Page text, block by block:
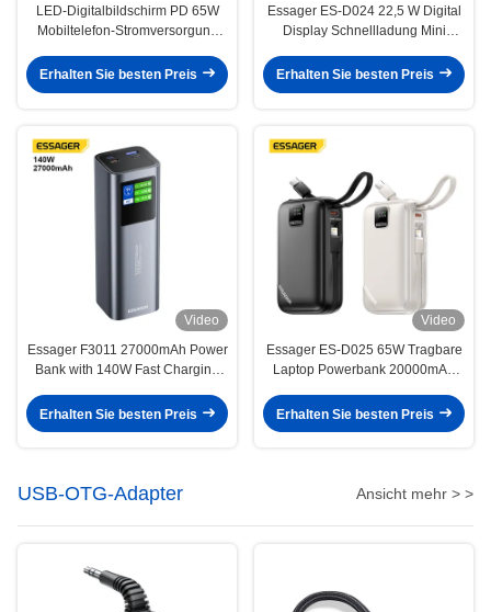
LED-Digitalbildschirm PD 65W
Mobiltelefon-Stromversorgung
Erhalten Sie besten Preis
Essager ES-D024 22,5 W Digital
Display Schnellladung Mini
Kabel
Erhalten Sie besten Preis
Video
Essager F3011 27000mAh Power
Bank with 140W Fast Charging
Charger
Erhalten Sie besten Preis
Video
Essager ES-D025 65W Tragbare
Laptop Powerbank 20000mAh
Erhalten Sie besten Preis
USB-OTG-Adapter Ansicht mehr > >